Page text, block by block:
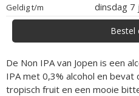
Geldig t/m dinsdag 7
Bestel
De Non IPA van Jopen is een
IPA met 0,3% alcohol en
tropisch fruit en een mooie